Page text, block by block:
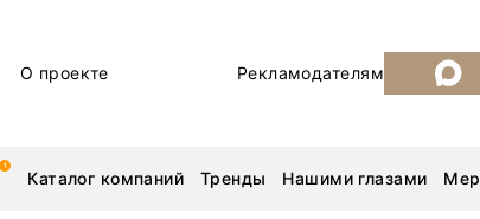
О проекте Рекламодателям
Каталог компаний Тренды Нашими глазами